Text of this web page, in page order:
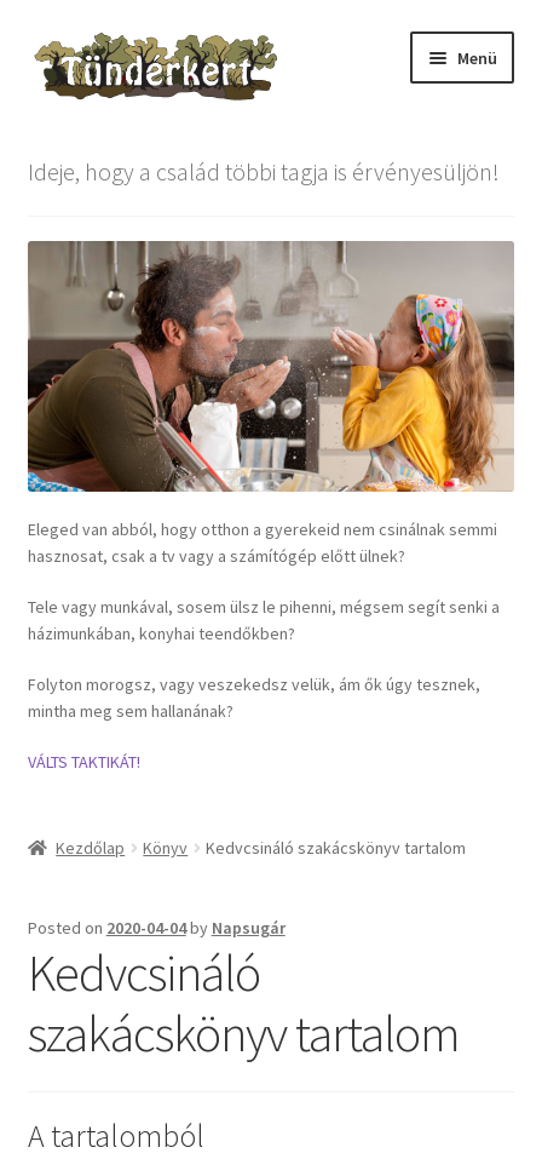
Ugrás
navigációhoz
Kilépés
tartalomba
Menü
Checkout
Információ
Az áruház használata
Ügyfélszolgálat
Adatvédelmi nyilatkozat
Kapcsolat
Ideje, hogy a család többi tagja is érvényesüljön!
Eleged van abból, hogy otthon a gyerekeid nem csinálnak semmi
hasznosat, csak a tv vagy a számítógép előtt ülnek?
Tele vagy munkával, sosem ülsz le pihenni, mégsem segít senki a
házimunkában, konyhai teendőkben?
Folyton morogsz, vagy veszekedsz velük, ám ők úgy tesznek,
mintha meg sem hallanának?
VÁLTS TAKTIKÁT!
Kezdőlap Könyv Kedvcsináló szakácskönyv tartalom
Posted on 2020-04-04by Napsugár
Kedvcsináló
szakácskönyv tartalom
A tartalomból